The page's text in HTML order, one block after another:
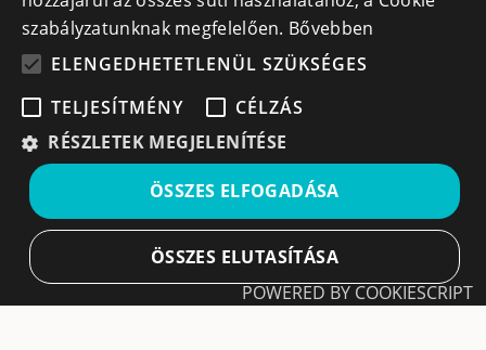
+40 740 856 970
Iratkozz fel hírlevelünkre!
Ne hagyd ki a lehetőséget, hogy naprakész maradj a
legfontosabb üzleti információkkal! A feliratkozás
egyszerű és gyors illetve bármikor leiratkozhatsz, ha úgy
döntesz.
szabályzatunknak megfelelően. Bővebben
ELENGEDHETETLENÜL SZÜKSÉGES
TELJESÍTMÉNY
CÉLZÁS
RÉSZLETEK MEGJELENÍTÉSE
ÖSSZES ELFOGADÁSA
ÖSSZES ELUTASÍTÁSA
POWERED BY COOKIESCRIPT